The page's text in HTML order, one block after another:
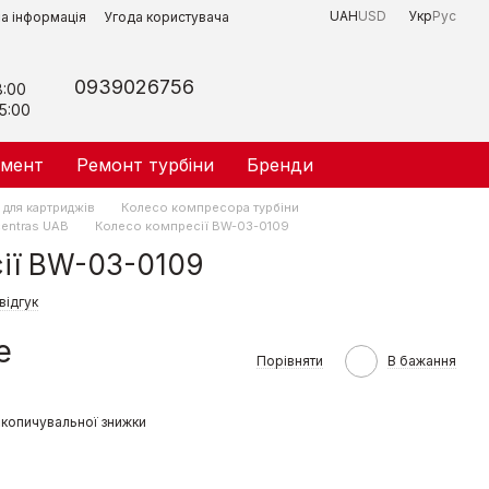
інформація Угода користувача UAHUSD УкрРус
0939026756
Ремонт турбіни Бренди
картриджів
Колесо компреcора турбіни
UAB
Колесо компресії BW-03-0109
BW-03-0109
Порівняти В бажання
знижки